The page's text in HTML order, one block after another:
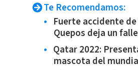
Te Recomendamos:
Fuerte accidente
Quepos deja un
Qatar 2022:
mascota del